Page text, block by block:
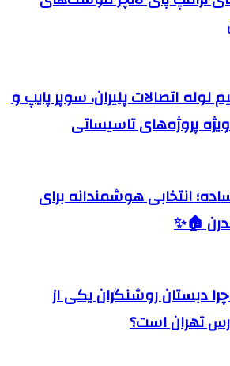
اتصالات پلیران، سوپر پایپ و
پروژه‌های تاسیساتی
انتخابی هوشمندانه برای
🏠✨
دبستان روشنگران یکی از
تهران است؟